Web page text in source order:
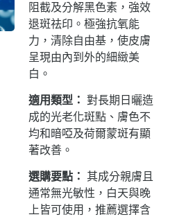
阻截及分解黑色素，強效
退斑祛印。極強抗氧能
力，清除自由基，使皮膚
呈現由內到外的細緻美
白。
適用類型： 對長期日曬造
成的光老化斑點、膚色不
均和暗啞及荷爾蒙斑有顯
著改善。
選購要點： 其成分親膚且
通常無光敏性，白天與晚
上皆可使用，推薦選擇含